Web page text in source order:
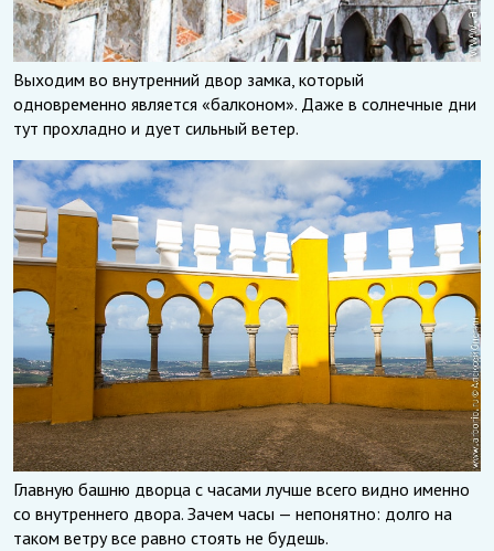
Выходим во внутренний двор замка, который
одновременно является «балконом». Даже в солнечные дни
тут прохладно и дует сильный ветер.
Главную башню дворца с часами лучше всего видно именно
со внутреннего двора. Зачем часы — непонятно: долго на
таком ветру все равно стоять не будешь.